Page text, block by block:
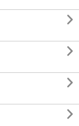



